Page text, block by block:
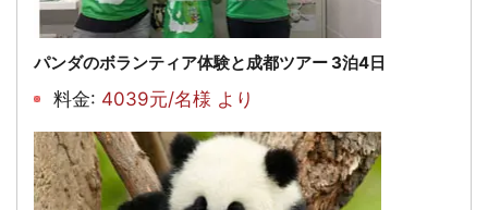
パンダのボランティア体験と成都ツアー 3泊4日
料金: 4039元/名様 より